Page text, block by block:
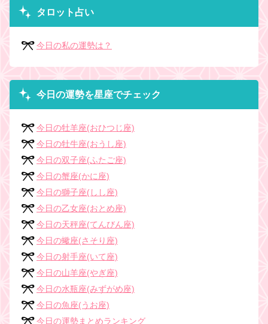
タロット占い
今日の私の運勢は？
今日の運勢を星座でチェック
今日の牡羊座(おひつじ座)
今日の牡牛座(おうし座)
今日の双子座(ふたご座)
今日の蟹座(かに座)
今日の獅子座(しし座)
今日の乙女座(おとめ座)
今日の天秤座(てんびん座)
今日の蠍座(さそり座)
今日の射手座(いて座)
今日の山羊座(やぎ座)
今日の水瓶座(みずがめ座)
今日の魚座(うお座)
今日の運勢まとめランキング